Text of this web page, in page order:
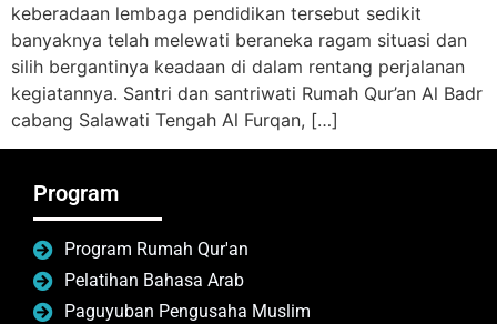
keberadaan lembaga pendidikan tersebut sedikit
banyaknya telah melewati beraneka ragam situasi dan
silih bergantinya keadaan di dalam rentang perjalanan
kegiatannya. Santri dan santriwati Rumah Qur’an Al Badr
cabang Salawati Tengah Al Furqan, […]
Program
Program Rumah Qur'an
Pelatihan Bahasa Arab
Paguyuban Pengusaha Muslim